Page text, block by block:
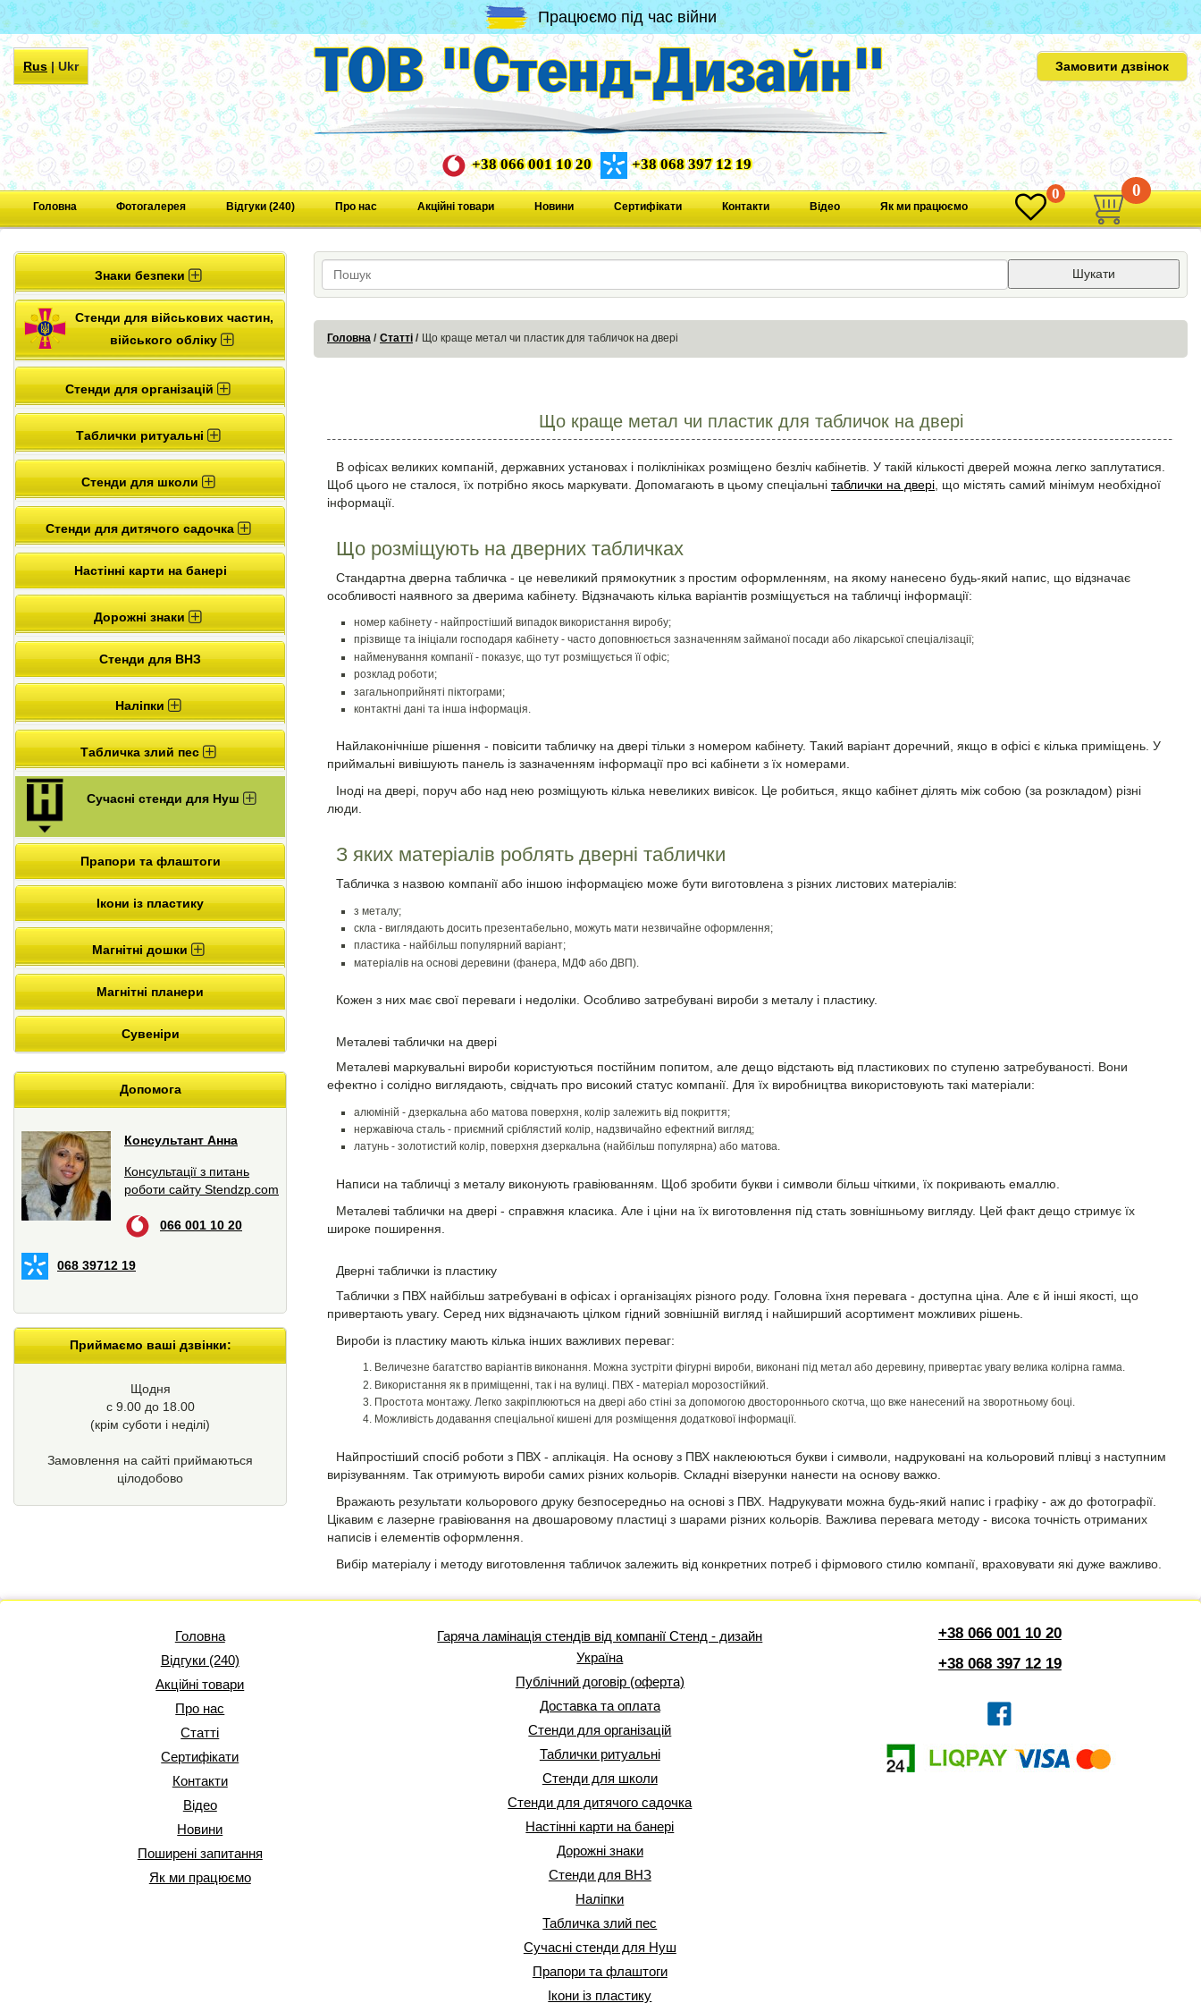
Працюємо під час війни
Rus|Ukr Замовити дзвінок
+38 066 001 10 20 +38 068 397 12 19
Головна Фотогалерея Відгуки (240) Про нас Акційні товари Новини Сертифікати Контакти Відео Як ми працюємо
0 0
Знаки безпеки
Стенди для військових частин,
війського обліку
Стенди для організацій
Таблички ритуальні
Стенди для школи
Стенди для дитячого садочка
Настінні карти на банері
Дорожні знаки
Стенди для ВНЗ
Наліпки
Табличка злий пес
Сучасні стенди для Нуш
Прапори та флаштоги
Ікони із пластику
Магнітні дошки
Магнітні планери
Сувеніри
Допомога
Консультант Анна
Консультації з питань
роботи сайту Stendzp.com
066 001 10 20
068 39712 19
Приймаємо ваші дзвінки:
Щодня
с 9.00 до 18.00
(крім суботи і неділі)
Замовлення на сайті приймаються
цілодобово
Шукати
Головна Статті Що краще метал чи пластик для табличок на двері
Що краще метал чи пластик для табличок на двері
В офісах великих компаній, державних установах і поліклініках розміщено безліч кабінетів. У такій кількості дверей можна легко заплутатися.
Щоб цього не сталося, їх потрібно якось маркувати. Допомагають в цьому спеціальні таблички на двері , що містять самий мінімум необхідної
інформації.
Що розміщують на дверних табличках
Стандартна дверна табличка - це невеликий прямокутник з простим оформленням, на якому нанесено будь-який напис, що відзначає
особливості наявного за дверима кабінету. Відзначають кілька варіантів розміщується на табличці інформації:
номер кабінету - найпростіший випадок використання виробу;
прізвище та ініціали господаря кабінету - часто доповнюється зазначенням займаної посади або лікарської спеціалізації;
найменування компанії - показує, що тут розміщується її офіс;
розклад роботи;
загальноприйняті піктограми;
контактні дані та інша інформація.
Найлаконічніше рішення - повісити табличку на двері тільки з номером кабінету. Такий варіант доречний, якщо в офісі є кілька приміщень. У
приймальні вивішують панель із зазначенням інформації про всі кабінети з їх номерами.
Іноді на двері, поруч або над нею розміщують кілька невеликих вивісок. Це робиться, якщо кабінет ділять між собою (за розкладом) різні
люди.
З яких матеріалів роблять дверні таблички
Табличка з назвою компанії або іншою інформацією може бути виготовлена ​​з різних листових матеріалів:
з металу;
скла - виглядають досить презентабельно, можуть мати незвичайне оформлення;
пластика - найбільш популярний варіант;
матеріалів на основі деревини (фанера, МДФ або ДВП).
Кожен з них має свої переваги і недоліки. Особливо затребувані вироби з металу і пластику.
Металеві таблички на двері
Металеві маркувальні вироби користуються постійним попитом, але дещо відстають від пластикових по ступеню затребуваності. Вони
ефектно і солідно виглядають, свідчать про високий статус компанії. Для їх виробництва використовують такі матеріали:
алюміній - дзеркальна або матова поверхня, колір залежить від покриття;
нержавіюча сталь - приємний сріблястий колір, надзвичайно ефектний вигляд;
латунь - золотистий колір, поверхня дзеркальна (найбільш популярна) або матова.
Написи на табличці з металу виконують гравіюванням. Щоб зробити букви і символи більш чіткими, їх покривають емаллю.
Металеві таблички на двері - справжня класика. Але і ціни на їх виготовлення під стать зовнішньому вигляду. Цей факт дещо стримує їх
широке поширення.
Дверні таблички із пластику
Таблички з ПВХ найбільш затребувані в офісах і організаціях різного роду. Головна їхня перевага - доступна ціна. Але є й інші якості, що
привертають увагу. Серед них відзначають цілком гідний зовнішній вигляд і найширший асортимент можливих рішень.
Вироби із пластику мають кілька інших важливих переваг:
Величезне багатство варіантів виконання. Можна зустріти фігурні вироби, виконані під метал або деревину, привертає увагу велика колірна гамма.
Використання як в приміщенні, так і на вулиці. ПВХ - матеріал морозостійкий.
Простота монтажу. Легко закріплюються на двері або стіні за допомогою двостороннього скотча, що вже нанесений на зворотньому боці.
Можливість додавання спеціальної кишені для розміщення додаткової інформації.
Найпростіший спосіб роботи з ПВХ - аплікація. На основу з ПВХ наклеюються букви і символи, надруковані на кольоровий плівці з наступним
вирізуванням. Так отримують вироби самих різних кольорів. Складні візерунки нанести на основу важко.
Вражають результати кольорового друку безпосередньо на основі з ПВХ. Надрукувати можна будь-який напис і графіку - аж до фотографії.
Цікавим є лазерне гравіювання на двошаровому пластиці з шарами різних кольорів. Важлива перевага методу - висока точність отриманих
написів і елементів оформлення.
Вибір матеріалу і методу виготовлення табличок залежить від конкретних потреб і фірмового стилю компанії, враховувати які дуже важливо.
Головна
Відгуки (240)
Акційні товари
Про нас
Статті
Сертифікати
Контакти
Відео
Новини
Поширені запитання
Як ми працюємо
Гаряча ламінація стендів від компанії Стенд - дизайн
Україна
Публічний договір (оферта)
Доставка та оплата
Стенди для організацій
Таблички ритуальні
Стенди для школи
Стенди для дитячого садочка
Настінні карти на банері
Дорожні знаки
Стенди для ВНЗ
Наліпки
Табличка злий пес
Сучасні стенди для Нуш
Прапори та флаштоги
Ікони із пластику
+38 066 001 10 20
+38 068 397 12 19